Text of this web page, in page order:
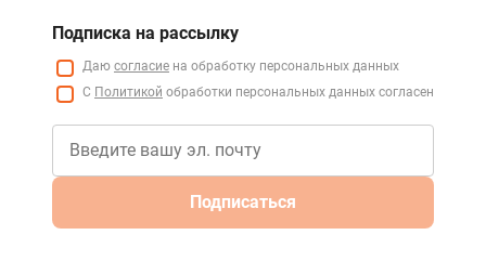
Подписка на рассылку
Даю согласие на обработку персональных данных
С Политикой обработки персональных данных согласен
Подписаться